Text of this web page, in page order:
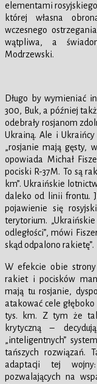
elementami
której własna
wczesnego
wątpliwa, a
Modrzewski.
Długo by wymieniać
300, Buk, a później
odebrały rosjanom
Ukrainą. Ale i
„rosjanie mają gęsty,
opowiada Michał
pociski R-37M. To są
km”. Ukraińskie
daleko od linii frontu.
pojawienie się
terytorium.
odległości”, mówi
skąd odpalono rakietę”.
W efekcie obie strony
rakiet i pocisków
mają tu rosjanie,
atakować cele
tys. km. Z tym że
krytyczną –
„inteligentnych”
tańszych rozwiązań.
adaptacji tej
pozwalających na